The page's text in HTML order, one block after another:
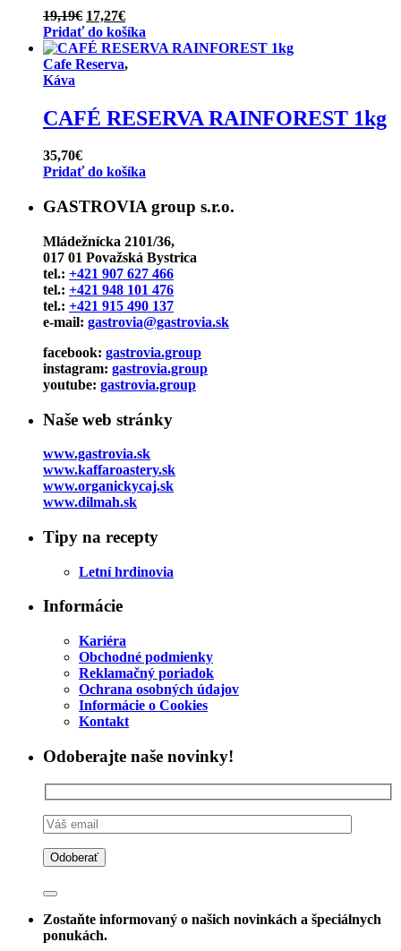
19,19€ Pôvodná
cena
bola:
19,19€.
17,27€Aktuálna
cena
je:
17,27€.
Pridať do košíka
Cafe Reserva,
Káva
CAFÉ RESERVA RAINFOREST 1kg
35,70€
Pridať do košíka
GASTROVIA group s.r.o.
Mládežnícka 2101/36,
017 01 Považská Bystrica
tel.: +421 907 627 466
tel.: +421 948 101 476
tel.: +421 915 490 137
e-mail: gastrovia@gastrovia.sk
facebook: gastrovia.group
instagram: gastrovia.group
youtube: gastrovia.group
Naše web stránky
www.gastrovia.sk
www.kaffaroastery.sk
www.organickycaj.sk
www.dilmah.sk
Tipy na recepty
Letní hrdinovia
Informácie
Kariéra
Obchodné podmienky
Reklamačný poriadok
Ochrana osobných údajov
Informácie o Cookies
Kontakt
Odoberajte naše novinky!
Zostaňte informovaný o našich novinkách a špeciálnych
ponukách.